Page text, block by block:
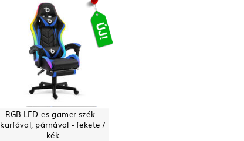
RGB LED-es gamer szék -
karfával, párnával - fekete /
kék